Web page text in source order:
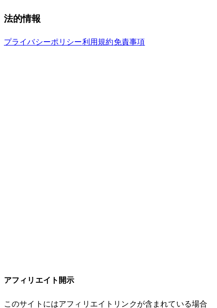
法的情報
プライバシーポリシー利用規約免責事項
アフィリエイト開示
このサイトにはアフィリエイトリンクが含まれている場合